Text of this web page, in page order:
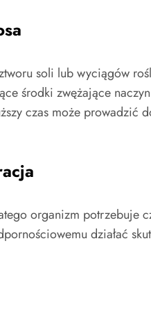
soli lub wyciągów
środki zwężające
czas może prowadzić
organizm potrzebuje
działać